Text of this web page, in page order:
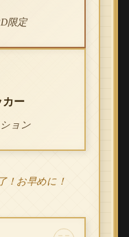
限定
カー
ョン
！お早めに！